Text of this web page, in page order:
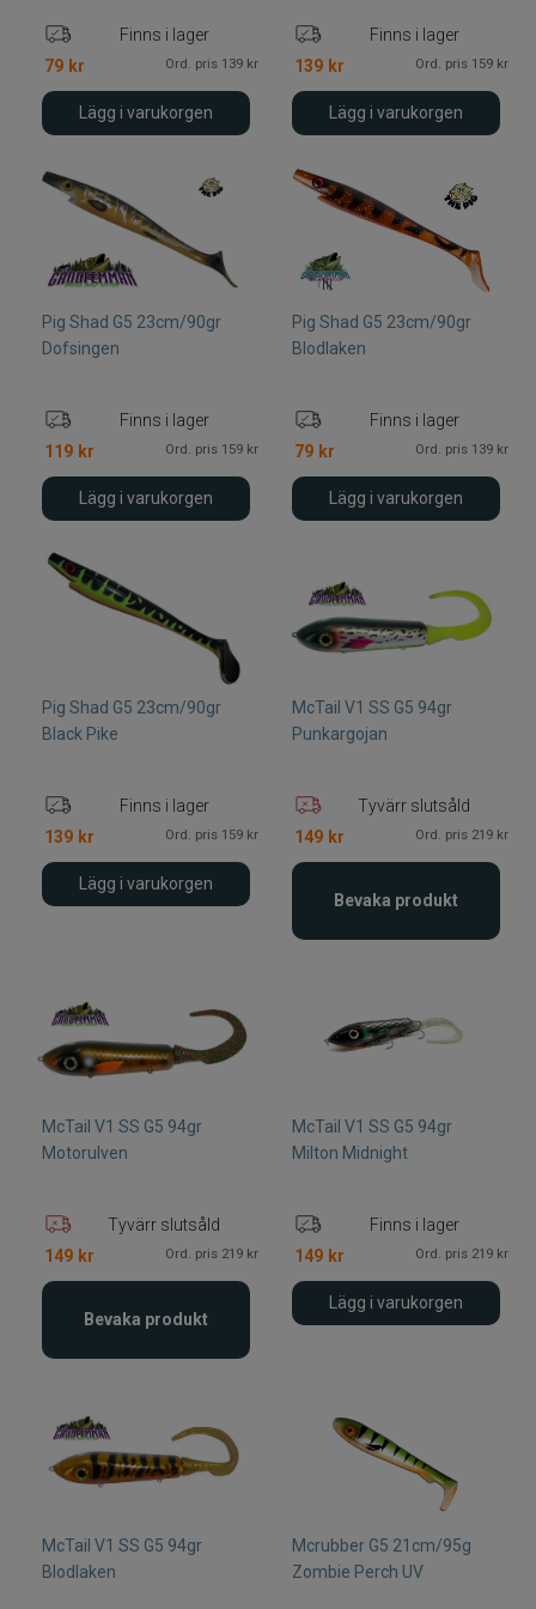
Finns i lager
79 kr Ord. pris 139 kr
Lägg i varukorgen
Finns i lager
139 kr Ord. pris 159 kr
Lägg i varukorgen
Pig Shad G5 23cm/90gr
Dofsingen
Finns i lager
119 kr Ord. pris 159 kr
Lägg i varukorgen
Pig Shad G5 23cm/90gr
Blodlaken
Finns i lager
79 kr Ord. pris 139 kr
Lägg i varukorgen
Pig Shad G5 23cm/90gr
Black Pike
Finns i lager
139 kr Ord. pris 159 kr
Lägg i varukorgen
McTail V1 SS G5 94gr
Punkargojan
Tyvärr slutsåld
149 kr Ord. pris 219 kr
Bevaka produkt
McTail V1 SS G5 94gr
Motorulven
Tyvärr slutsåld
149 kr Ord. pris 219 kr
Bevaka produkt
McTail V1 SS G5 94gr
Milton Midnight
Finns i lager
149 kr Ord. pris 219 kr
Lägg i varukorgen
McTail V1 SS G5 94gr
Blodlaken
Mcrubber G5 21cm/95g
Zombie Perch UV